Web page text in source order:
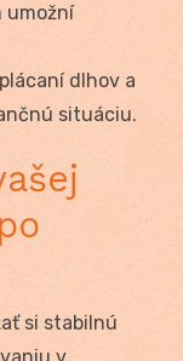
umožní
dlhov a
situáciu.
si stabilnú